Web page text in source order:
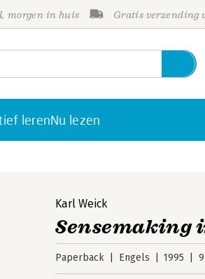
morgen in huis Gratis verzending
lerenNu lezen
Karl Weick
Sensemaking
Paperback Engels 1995